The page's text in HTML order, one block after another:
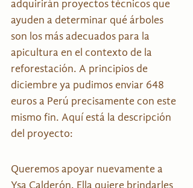
adquirirán proyectos técnicos que
ayuden a determinar qué árboles
son los más adecuados para la
apicultura en el contexto de la
reforestación. A principios de
diciembre ya pudimos enviar 648
euros a Perú precisamente con este
mismo fin. Aquí está la descripción
del proyecto:
Queremos apoyar nuevamente a
Ysa Calderón. Ella quiere brindarles